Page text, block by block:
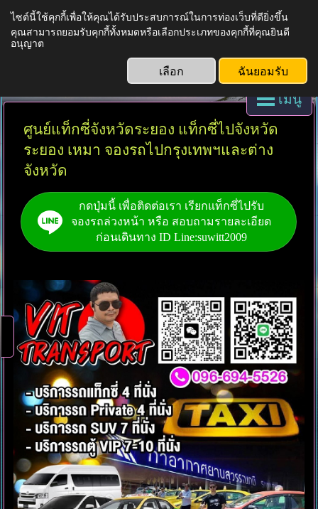
บริการแท็กซี่ทั่วไทย
เมนู
ศูนย์แท็กซี่จังหวัดระยอง แท็กซี่ไปจังหวัด
ระยอง เหมา จองรถไปกรุงเทพฯและต่าง
จังหวัด
กดปุ่มนี้ เพื่อติดต่อเรา เรียกแท็กซี่ไปรับ
จองรถล่วงหน้า หรือ สอบถามรายละเอียด
ก่อนเดินทาง ID Line:suwitt2009
ไซต์นี้ใช้คุกกี้เพื่อให้คุณได้รับประสบการณ์ในการท่องเว็บที่ดียิ่งขึ้น
คุณสามารถยอมรับคุกกี้ทั้งหมดหรือเลือกประเภทของคุกกี้ที่คุณยินดี
อนุญาต
เลือก ฉันยอมรับ